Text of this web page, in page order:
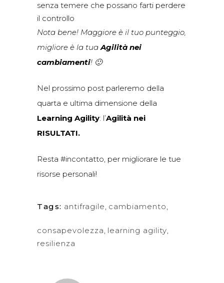
senza temere che possano farti perdere
il controllo
Nota bene! Maggiore è il tuo punteggio,
migliore è la tuaAgilità nei
cambiamenti! 🙂
Nel prossimo post parleremo della
quarta e ultima dimensione della
Learning Agility: l’Agilità nei
RISULTATI.
Resta #incontatto, per migliorare le tue
risorse personali!
Tags: antifragile, cambiamento,
consapevolezza, learning agility,
resilienza